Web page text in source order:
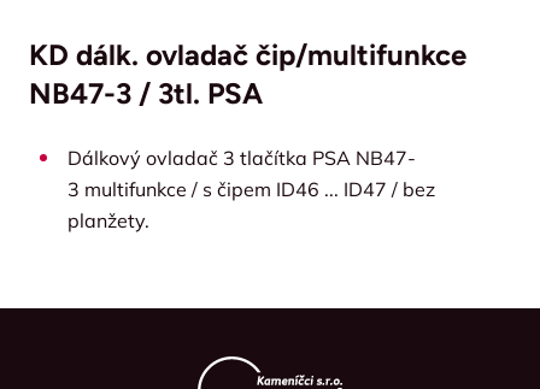
KD dálk. ovladač čip/multifunkce
NB47-3 / 3tl. PSA
Dálkový ovladač 3 tlačítka PSA NB47-
3 multifunkce / s čipem ID46 ... ID47 / bez
planžety.